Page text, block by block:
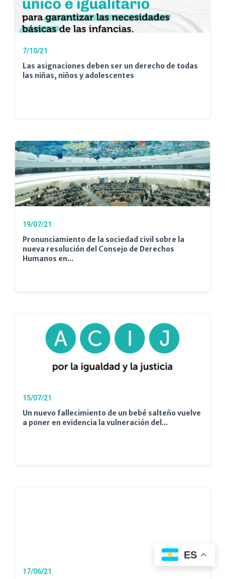
7/10/21
Las asignaciones deben ser un derecho de todas
las niñas, niños y adolescentes
19/07/21
Pronunciamiento de la sociedad civil sobre la
nueva resolución del Consejo de Derechos
Humanos en...
15/07/21
Un nuevo fallecimiento de un bebé salteño vuelve
a poner en evidencia la vulneración del...
17/06/21
ES